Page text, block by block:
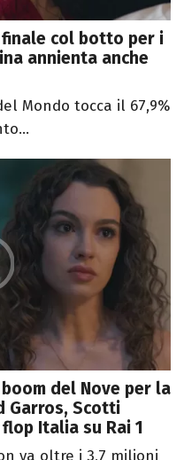
col botto per i
annienta anche
Mondo tocca il 67,9%
del Nove per la
Garros, Scotti
Italia su Rai 1
va oltre i 3,7 milioni